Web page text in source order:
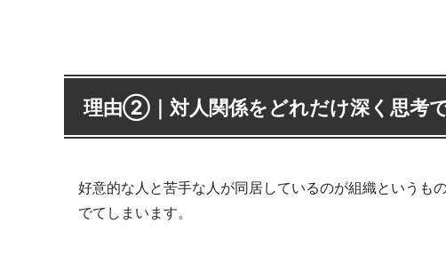
理由②｜対人関係をどれだけ深く思考
好意的な人と苦手な人が同居しているのが組織というも
でてしまいます。